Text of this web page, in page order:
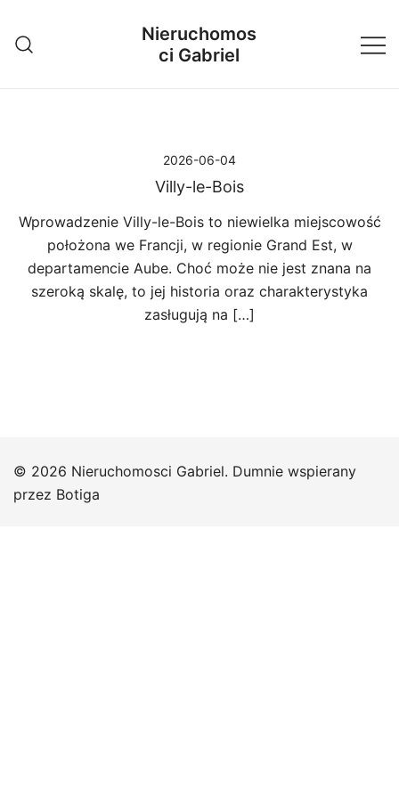
treści
Nieruchomos
ci Gabriel
2026-06-04
Villy-le-Bois
Wprowadzenie Villy-le-Bois to niewielka miejscowość
położona we Francji, w regionie Grand Est, w
departamencie Aube. Choć może nie jest znana na
szeroką skalę, to jej historia oraz charakterystyka
zasługują na […]
© 2026 Nieruchomosci Gabriel. Dumnie wspierany
przez Botiga